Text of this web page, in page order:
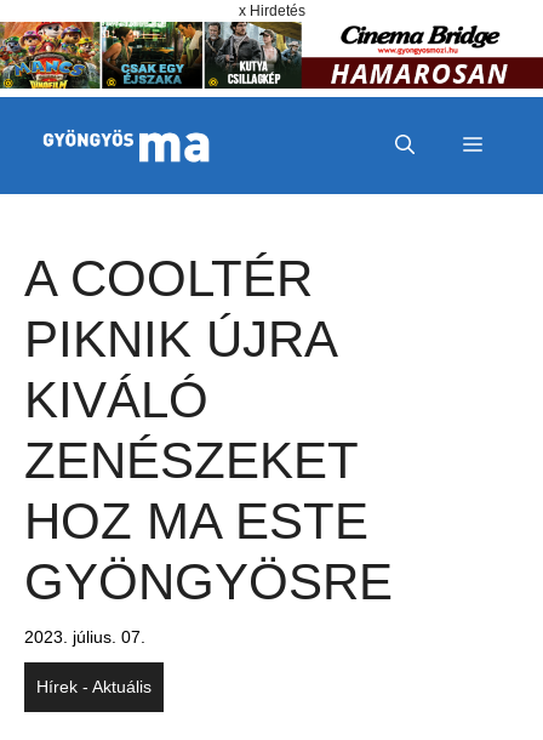
x Hirdetés
MENÜ
A COOLTÉR
PIKNIK ÚJRA
KIVÁLÓ
ZENÉSZEKET
HOZ MA ESTE
GYÖNGYÖSRE
2023. július. 07.
Hírek - Aktuális